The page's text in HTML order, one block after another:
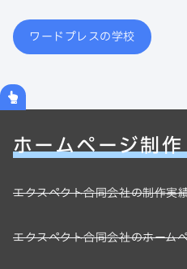
ワードプレスの学校
ホームページ制作
エクスペクト合同会社の制作実
エクスペクト合同会社のホーム